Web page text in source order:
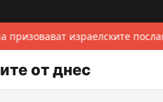
израелските
от днес